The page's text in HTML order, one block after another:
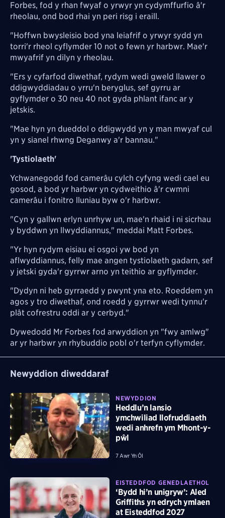
Forbes, fod y rhan fwyaf o yrwyr yn cydymffurfio â'r
rheolau, ond bod rhai yn peri risg i eraill.
"Hoffwn bwysleisio bod yna leiafrif o yrwyr sydd yn
torri'r rheol cyflymder 10 not o fewn yr harbwr. Mae'r
mwyafrif yn dilyn y rheolau.
"Ers y cyfarfod diwethaf, rydym wedi gweld llawer o
ddigwyddiadau o yrru'n beryglus, sef gyrru ar
gyflymder o 30 neu 40 not gyda phlant ifanc ar y
jetskis.
"Mae hyn yn dueddol o ddigwydd yn y man mwyaf cul
yn y sianel rhwng Deganwy a'r bannau."
'Tystiolaeth'
Ychwanegodd fod camerâu cylch cyfyng wedi cael eu
gosod, a bod yr harbwr yn cydweithio â'r cwmni
camerâu i fonitro lluniau byw o'r harbwr.
"Cyn y gallwn erlyn unrhyw un, mae'n rhaid i ni sicrhau
y byddwn yn llwyddiannus," meddai Matt Forbes.
"Yr hyn rydym eisiau ei osgoi yw bod yn
aflwyddiannus, felly mae angen tystiolaeth gadarn, sef
y jetski gyda'r gyrrwr arno yn teithio ar gyflymder.
"Dydyn ni heb gyrraedd y pwynt yna eto. Roeddem yn
agos y tro diwethaf, ond roedd y gyrrwr wedi tynnu'r
plât cofrestru oddi ar y cerbyd."
Dywedodd Mr Forbes fod arwyddion yn "fwy amlwg"
ar yr harbwr yn rhybuddio pobl o'r terfyn cyflymder.
Newyddion diweddaraf
NEWYDDION
Heddlu’n lansio
ymchwiliad llofruddiaeth
wedi anhrefn ym Mhont-y-
pŵl
7 Awr Yn Ôl
EISTEDDFOD GENEDLAETHOL
‘Bydd hi’n unigryw’: Aled
Griffiths yn edrych ymlaen
at Eisteddfod 2027